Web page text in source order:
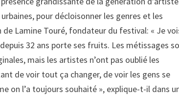
pour décloisonner les genres et les
Lamine Touré, fondateur du festival: « Je
32 ans porte ses fruits. Les métissages
mais les artistes n’ont pas oublié les
de voir tout ça changer, de voir les gens se
on l’a toujours souhaité », explique-t-il dans